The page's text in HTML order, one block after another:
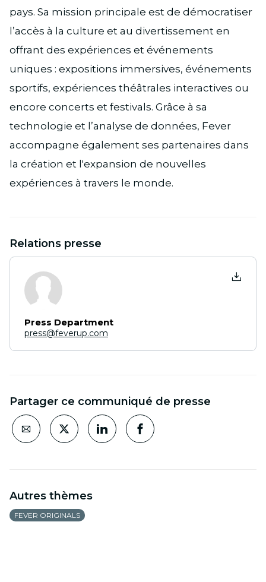
pays. Sa mission principale est de démocratiser
l’accès à la culture et au divertissement en
offrant des expériences et événements
uniques : expositions immersives, événements
sportifs, expériences théâtrales interactives ou
encore concerts et festivals. Grâce à sa
technologie et l’analyse de données, Fever
accompagne également ses partenaires dans
la création et l'expansion de nouvelles
expériences à travers le monde.
Relations presse
Press Department
press@feverup.com
Partager ce communiqué de presse
Autres thèmes
FEVER ORIGINALS